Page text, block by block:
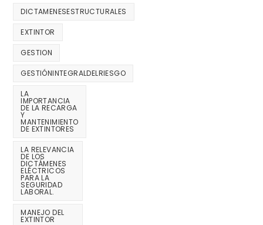
DICTAMENESESTRUCTURALES
EXTINTOR
GESTION
GESTIÓNINTEGRALDELRIESGO
LA
IMPORTANCIA
DE LA RECARGA
Y
MANTENIMIENTO
DE EXTINTORES
LA RELEVANCIA
DE LOS
DICTÁMENES
ELÉCTRICOS
PARA LA
SEGURIDAD
LABORAL.
MANEJO DEL
EXTINTOR